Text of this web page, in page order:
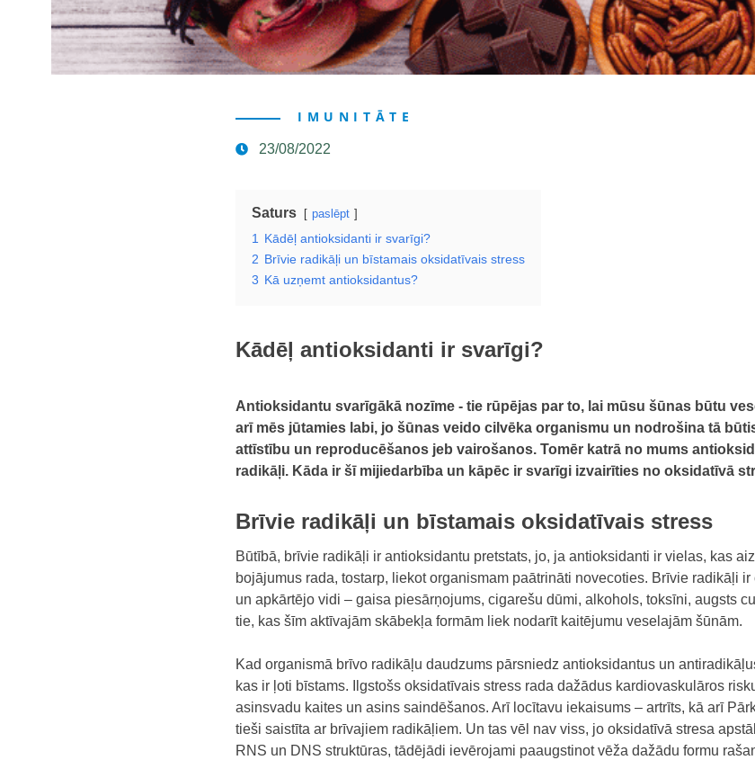
IMUNITĀTE
23/08/2022
Saturs paslēpt
1
Kādēļ antioksidanti ir svarīgi?
2 Brīvie radikāļi un bīstamais oksidatīvais stress
3 Kā uzņemt antioksidantus?
Kādēļ antioksidanti ir svarīgi?
Antioksidantu svarīgākā nozīme - tie rūpējas par to, lai mūsu šūnas būtu
arī mēs jūtamies labi, jo šūnas veido cilvēka organismu un nodrošina tā
attīstību un reproducēšanos jeb vairošanos. Tomēr katrā no mums
radikāļi. Kāda ir šī mijiedarbība un kāpēc ir svarīgi izvairīties no oksidatīvā
Brīvie radikāļi un bīstamais oksidatīvais stress
Būtībā, brīvie radikāļi ir antioksidantu pretstats, jo, ja antioksidanti ir vielas, kas
bojājumus rada, tostarp, liekot organismam paātrināti novecoties. Brīvie radikāļi
un apkārtējo vidi – gaisa piesārņojums, cigarešu dūmi, alkohols, toksīni, augsts
tie, kas šīm aktīvajām skābekļa formām liek nodarīt kaitējumu veselajām šūnām.
Kad organismā brīvo radikāļu daudzums pārsniedz antioksidantus un
kas ir ļoti bīstams. Ilgstošs oksidatīvais stress rada dažādus kardiovaskulāros
asinsvadu kaites un asins saindēšanos. Arī locītavu iekaisums – artrīts, kā arī
tieši saistīta ar brīvajiem radikāļiem. Un tas vēl nav viss, jo oksidatīvā stresa
RNS un DNS struktūras, tādējādi ievērojami paaugstinot vēža dažādu formu